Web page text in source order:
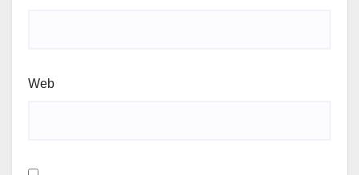
Web